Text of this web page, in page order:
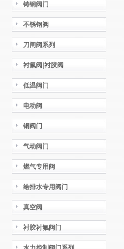
铸钢阀门
不锈钢阀
刀闸阀系列
衬氟阀|衬胶阀
低温阀门
电动阀
铜阀门
气动阀门
燃气专用阀
给排水专用阀门
真空阀
衬胶衬氟阀门